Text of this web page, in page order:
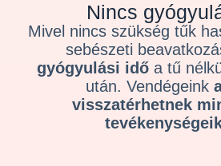
Nincs
Mivel nincs szükség tűk
sebészeti
gyógyulási időa tű
után. Vendégeink
visszatérhetnek